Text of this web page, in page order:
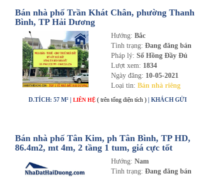
Bán nhà phố Trần Khát Chân, phường Thanh
Bình, TP Hải Dương
Hướng: Bắc
Tình trạng: Đang đăng bán
Pháp lý: Sổ Hồng Đầy Đủ
Lượt xem: 1834
Ngày đăng: 10-05-2021
Loại tin: Bán nhà riêng
D.TÍCH: 57 M² | LIÊN HỆ ( trên tổng diện tích ) | KHÁCH GỬI
Bán nhà phố Tân Kim, ph Tân Bình, TP HD,
86.4m2, mt 4m, 2 tầng 1 tum, giá cực tốt
Hướng: Nam
Tình trạng: Đang đăng bán